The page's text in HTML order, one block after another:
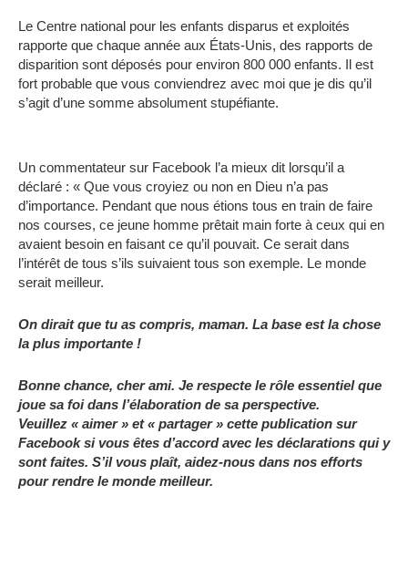
Le Centre national pour les enfants disparus et exploités
rapporte que chaque année aux États-Unis, des rapports de
disparition sont déposés pour environ 800 000 enfants. Il est
fort probable que vous conviendrez avec moi que je dis qu’il
s’agit d’une somme absolument stupéfiante.
Un commentateur sur Facebook l’a mieux dit lorsqu’il a
déclaré : « Que vous croyiez ou non en Dieu n’a pas
d’importance. Pendant que nous étions tous en train de faire
nos courses, ce jeune homme prêtait main forte à ceux qui en
avaient besoin en faisant ce qu’il pouvait. Ce serait dans
l’intérêt de tous s’ils suivaient tous son exemple. Le monde
serait meilleur.
On dirait que tu as compris, maman. La base est la chose
la plus importante !
Bonne chance, cher ami. Je respecte le rôle essentiel que
joue sa foi dans l’élaboration de sa perspective.
Veuillez « aimer » et « partager » cette publication sur
Facebook si vous êtes d’accord avec les déclarations qui y
sont faites. S’il vous plaît, aidez-nous dans nos efforts
pour rendre le monde meilleur.